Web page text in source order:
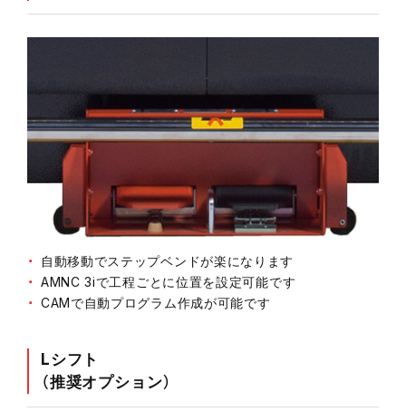
自動移動でステップベンドが楽になります
AMNC 3iで工程ごとに位置を設定可能です
CAMで自動プログラム作成が可能です
Lシフト
（推奨オプション）